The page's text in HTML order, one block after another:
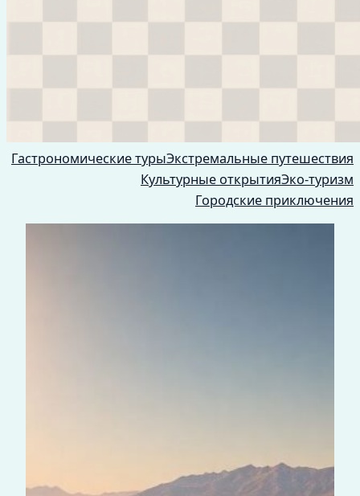
Гастрономические турыЭкстремальные путешествия
Культурные открытияЭко-туризм
Городские приключения